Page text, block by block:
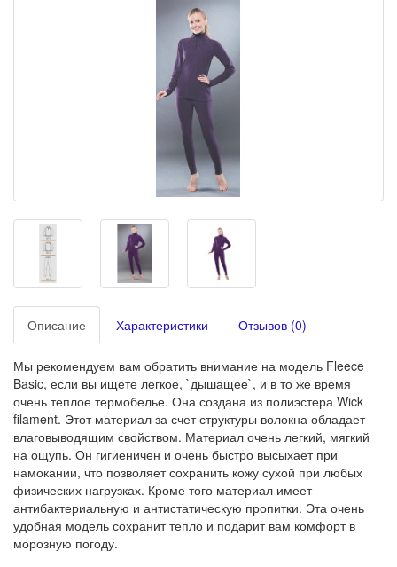
Описание Характеристики Отзывов (0)
Мы рекомендуем вам обратить внимание на модель Fleece
Basic, если вы ищете легкое, `дышащее`, и в то же время
очень теплое термобелье. Она создана из полиэстера Wick
filament. Этот материал за счет структуры волокна обладает
влаговыводящим свойством. Материал очень легкий, мягкий
на ощупь. Он гигиеничен и очень быстро высыхает при
намокании, что позволяет сохранить кожу сухой при любых
физических нагрузках. Кроме того материал имеет
антибактериальную и антистатическую пропитки. Эта очень
удобная модель сохранит тепло и подарит вам комфорт в
морозную погоду.